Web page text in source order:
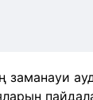
заманауи